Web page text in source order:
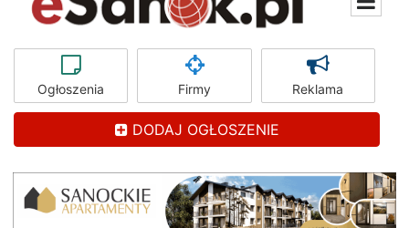
Ogłoszenia Firmy Reklama
DODAJ OGŁOSZENIE